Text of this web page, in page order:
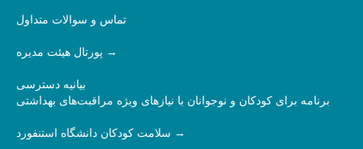
تماس و سوالات متداول
پورتال هیئت مدیره
بیانیه دسترسی
برنامه برای کودکان و نوجوانان با نیازهای ویژه مراقبت‌های بهداشتی
سلامت کودکان دانشگاه استنفورد